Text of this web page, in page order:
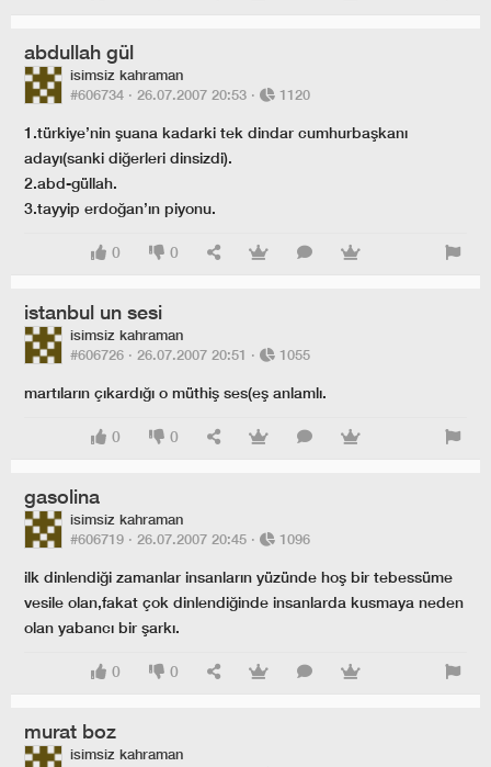
abdullah gül
isimsiz kahraman
#606734 · 26.07.2007 20:53 · 1120
1.türkiye’nin şuana kadarki tek dindar cumhurbaşkanı
adayı(sanki diğerleri dinsizdi).
2.abd-güllah.
3.tayyip erdoğan’ın piyonu.
0 0
istanbul un sesi
isimsiz kahraman
#606726 · 26.07.2007 20:51 · 1055
martıların çıkardığı o müthiş ses(eş anlamlı.
0 0
gasolina
isimsiz kahraman
#606719 · 26.07.2007 20:45 · 1096
ilk dinlendiği zamanlar insanların yüzünde hoş bir tebessüme
vesile olan,fakat çok dinlendiğinde insanlarda kusmaya neden
olan yabancı bir şarkı.
0 0
murat boz
isimsiz kahraman